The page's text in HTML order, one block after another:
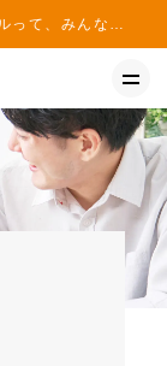
【経験談】ワーママワンオペタイムスケジュールって、みんなこんな感じなのかなw - ぴこはな子育て情報サイト | ぴこはな子育て情報サイト